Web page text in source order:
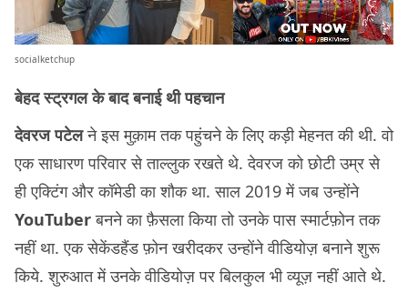
socialketchup
बेहद स्ट्रगल के बाद बनाई थी पहचान
देवरज पटेलने इस मुक़ाम तक पहुंचने के लिए कड़ी मेहनत की थी. वो
एक साधारण परिवार से ताल्लुक रखते थे. देवरज को छोटी उम्र से
ही एक्टिंग और कॉमेडी का शौक था. साल 2019 में जब उन्होंने
YouTuberबनने का फ़ैसला किया तो उनके पास स्मार्टफ़ोन तक
नहीं था. एक सेकेंडहैंड फ़ोन खरीदकर उन्होंने वीडियोज़ बनाने शुरू
किये. शुरुआत में उनके वीडियोज़ पर बिलकुल भी व्यूज़ नहीं आते थे.